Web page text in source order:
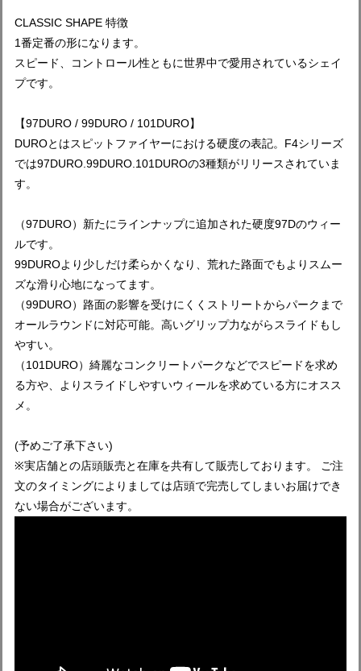
CLASSIC SHAPE 特徴
1番定番の形になります。
スピード、コントロール性ともに世界中で愛用されているシェイ
プです。
【97DURO / 99DURO / 101DURO】
DUROとはスピットファイヤーにおける硬度の表記。F4シリーズ
では97DURO.99DURO.101DUROの3種類がリリースされていま
す。
（97DURO）新たにラインナップに追加された硬度97Dのウィー
ルです。
99DUROより少しだけ柔らかくなり、荒れた路面でもよりスムー
ズな滑り心地になってます。
（99DURO）路面の影響を受けにくくストリートからパークまで
オールラウンドに対応可能。高いグリップ力ながらスライドもし
やすい。
（101DURO）綺麗なコンクリートパークなどでスピードを求め
る方や、よりスライドしやすいウィールを求めている方にオスス
メ。
(予めご了承下さい)
※実店舗との店頭販売と在庫を共有して販売しております。 ご注
文のタイミングによりましては店頭で完売してしまいお届けでき
ない場合がございます。